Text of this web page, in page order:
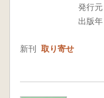
発行元
出版年
新刊 取り寄せ